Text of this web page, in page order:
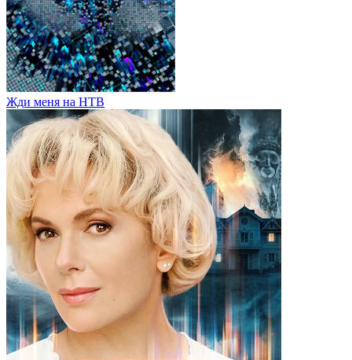
Жди меня на НТВ